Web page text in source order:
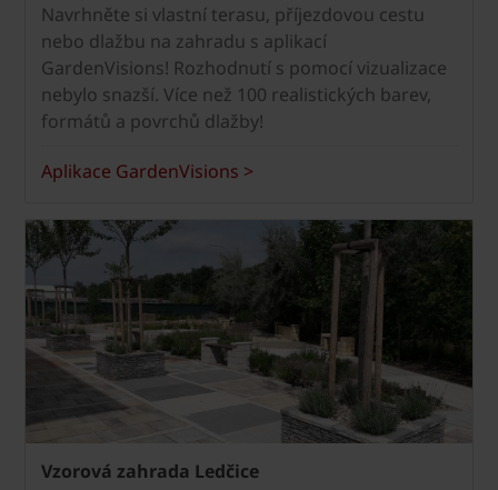
Navrhněte si vlastní terasu, příjezdovou cestu
nebo dlažbu na zahradu s aplikací
GardenVisions! Rozhodnutí s pomocí vizualizace
nebylo snazší. Více než 100 realistických barev,
formátů a povrchů dlažby!
Aplikace GardenVisions >
Vzorová zahrada Ledčice